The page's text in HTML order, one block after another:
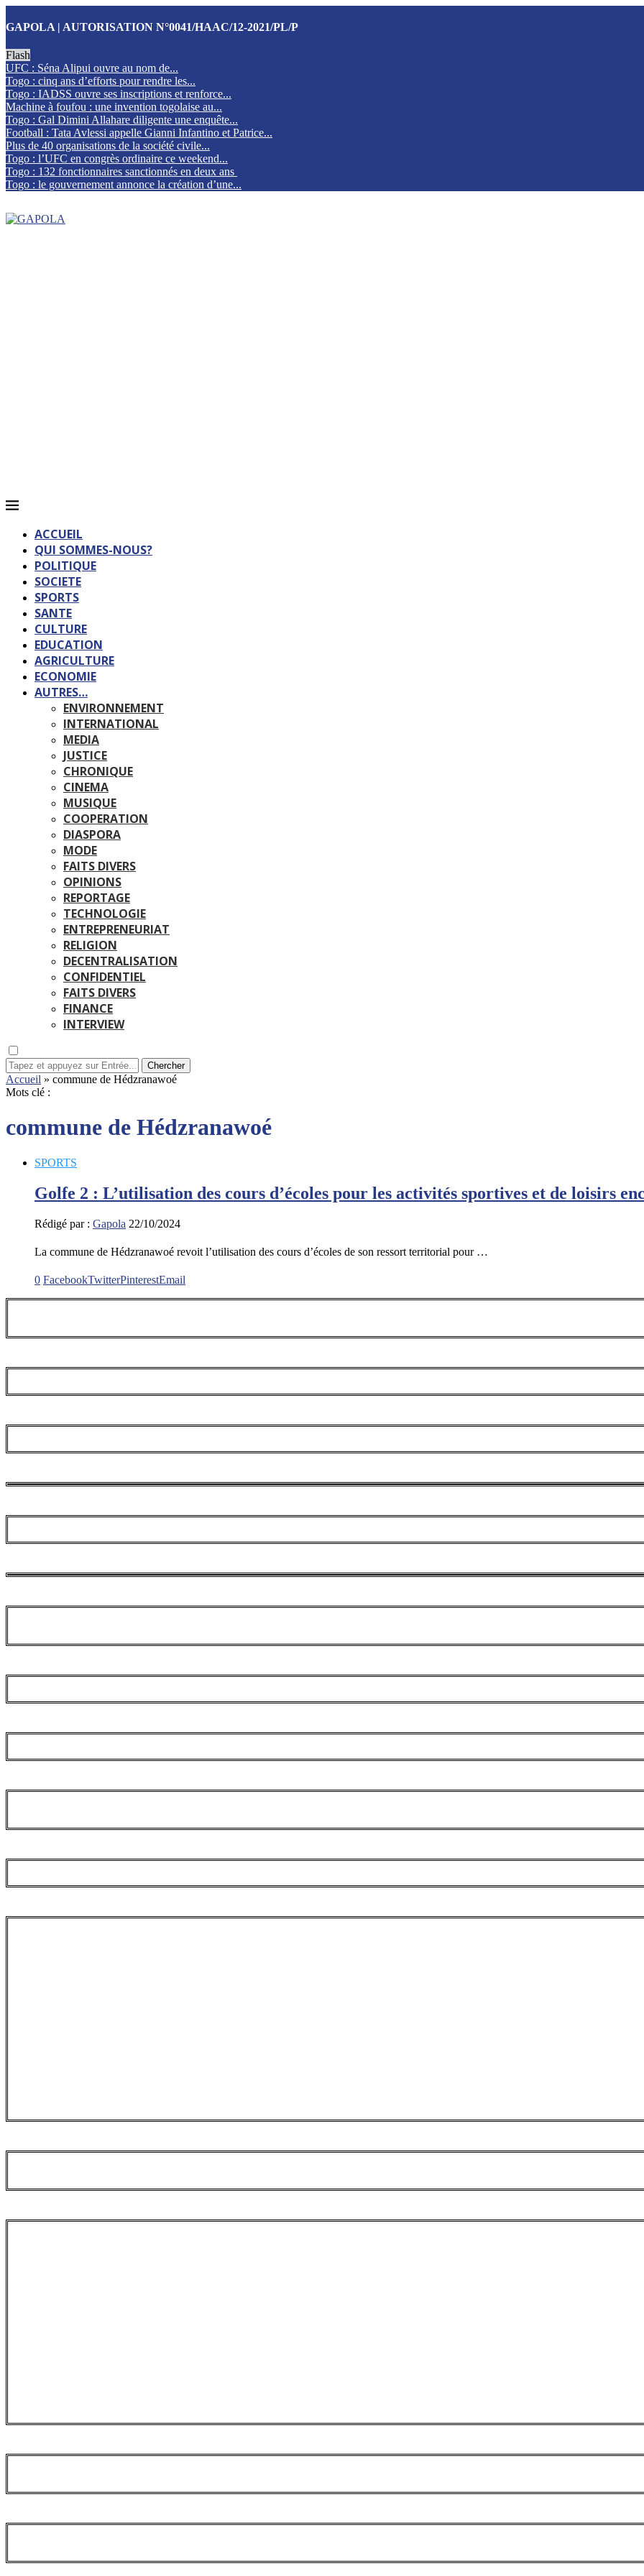
GAPOLA | AUTORISATION N°0041/HAAC/12-2021/PL/P
Flash
UFC : Séna Alipui ouvre au nom de...
Togo : cinq ans d’efforts pour rendre les...
Togo : IADSS ouvre ses inscriptions et renforce...
Machine à foufou : une invention togolaise au...
Togo : Gal Dimini Allahare diligente une enquête...
Football : Tata Avlessi appelle Gianni Infantino et Patrice...
Plus de 40 organisations de la société civile...
Togo : l’UFC en congrès ordinaire ce weekend...
Togo : 132 fonctionnaires sanctionnés en deux ans
Togo : le gouvernement annonce la création d’une...
ACCUEIL
QUI SOMMES-NOUS?
POLITIQUE
SOCIETE
SPORTS
SANTE
CULTURE
EDUCATION
AGRICULTURE
ECONOMIE
AUTRES…
ENVIRONNEMENT
INTERNATIONAL
MEDIA
JUSTICE
CHRONIQUE
CINEMA
MUSIQUE
COOPERATION
DIASPORA
MODE
FAITS DIVERS
OPINIONS
REPORTAGE
TECHNOLOGIE
ENTREPRENEURIAT
RELIGION
DECENTRALISATION
CONFIDENTIEL
FAITS DIVERS
FINANCE
INTERVIEW
Chercher
Accueil » commune de Hédzranawoé
Mots clé :
commune de Hédzranawoé
SPORTS
Golfe 2 : L’utilisation des cours d’écoles pour les activités sportives et de loisirs
Rédigé par : Gapola 22/10/2024
La commune de Hédzranawoé revoit l’utilisation des cours d’écoles de son ressort territorial pour …
0 FacebookTwitterPinterestEmail